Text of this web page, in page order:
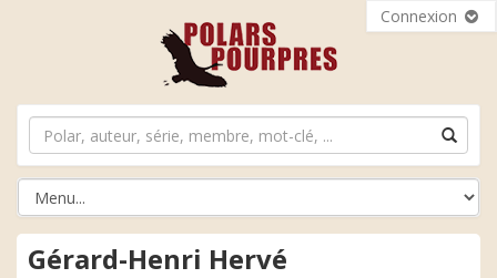
Connexion
Gérard-Henri Hervé